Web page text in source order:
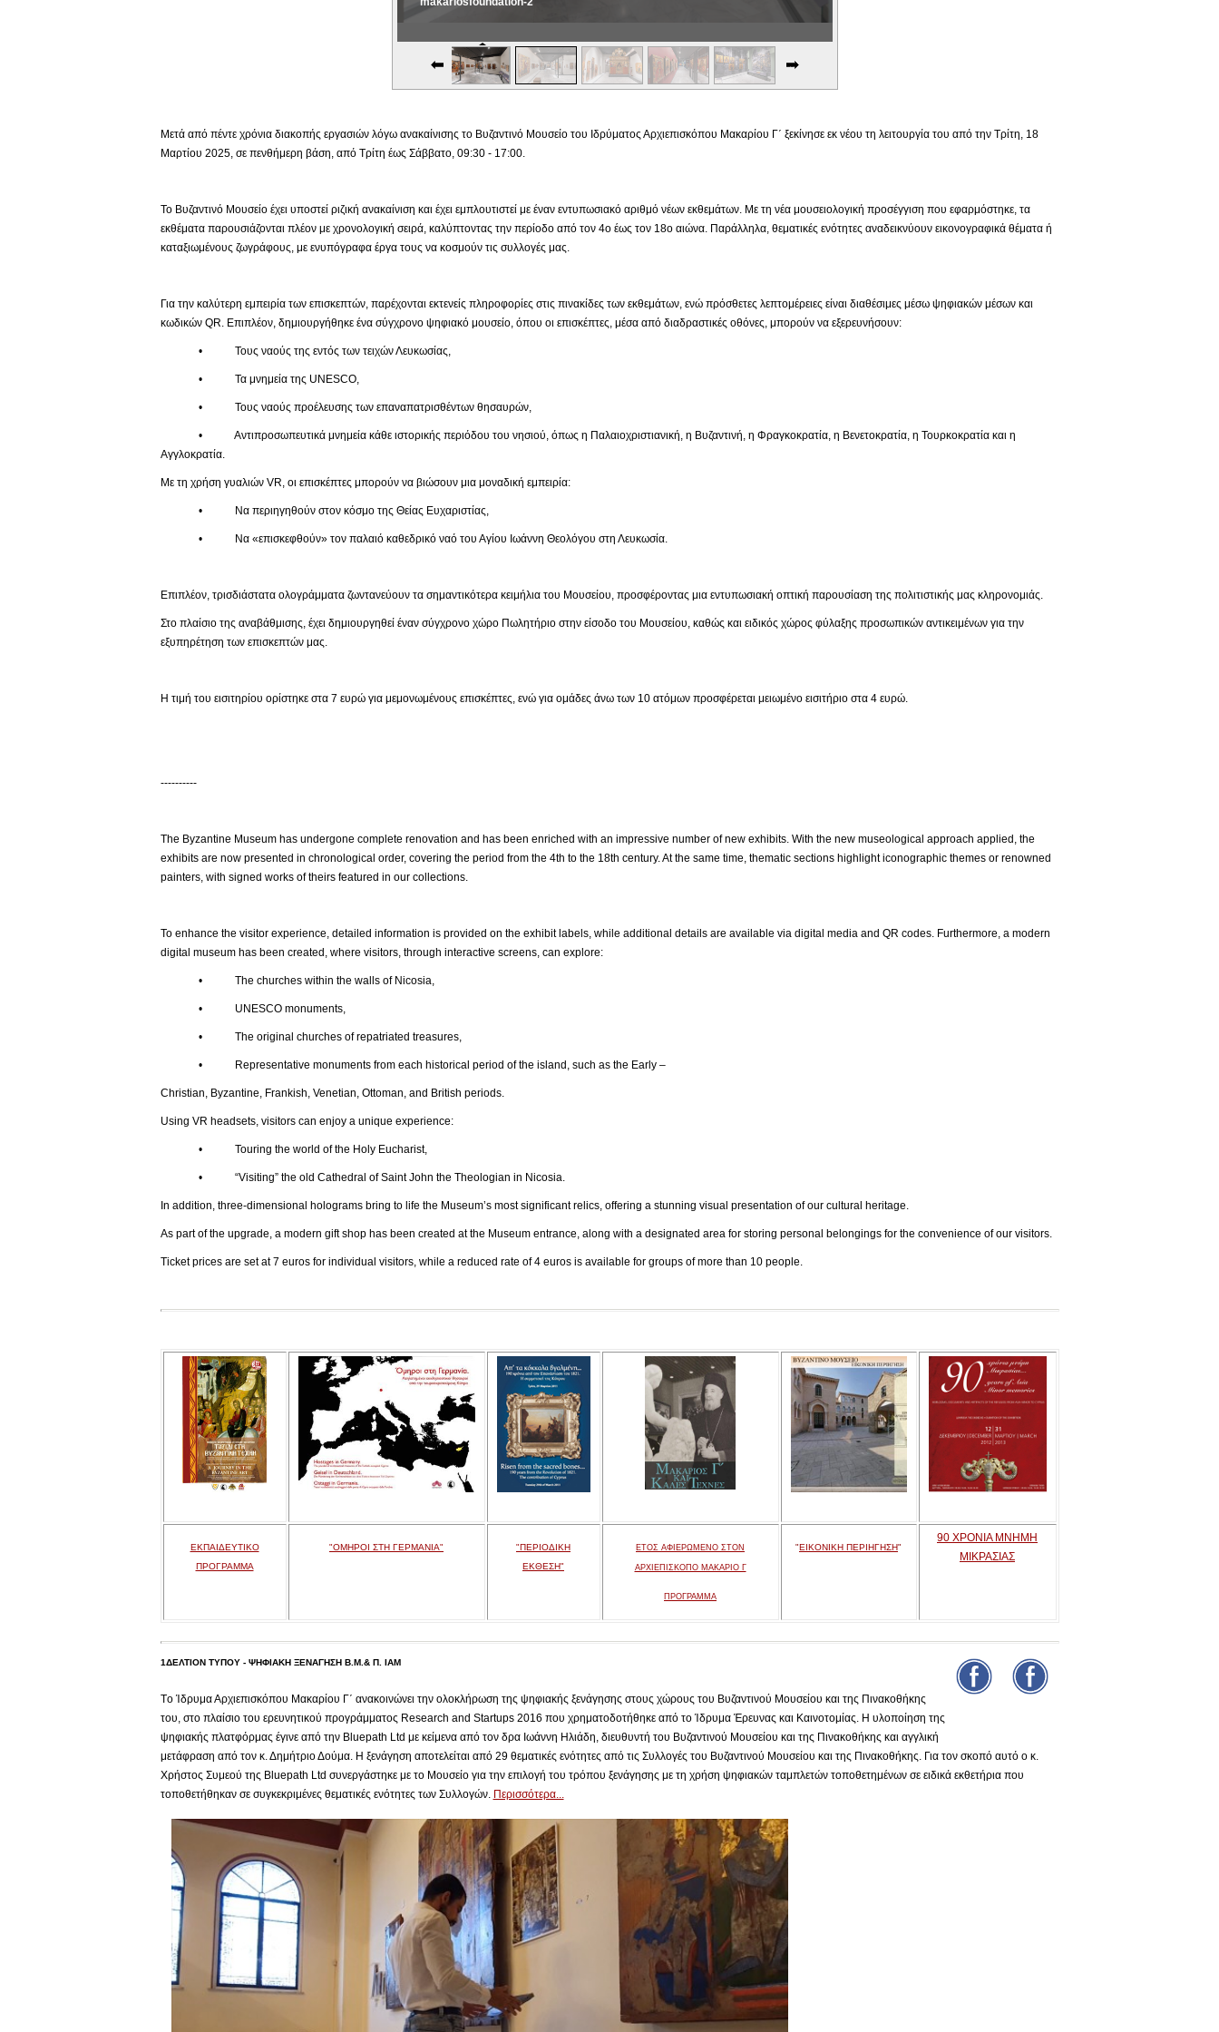
Μετά από πέντε χρόνια διακοπής εργασιών λόγω ανακαίνισης το Βυζαντινό Μουσείο του Ιδρύματος Αρχιεπισκόπου Μακαρίου Γ΄ ξεκίνησε εκ νέου τη λειτουργία του από την Τρίτη, 18
Μαρτίου 2025, σε πενθήμερη βάση, από Τρίτη έως Σάββατο, 09:30 - 17:00.
Το Βυζαντινό Μουσείο έχει υποστεί ριζική ανακαίνιση και έχει εμπλουτιστεί με έναν εντυπωσιακό αριθμό νέων εκθεμάτων. Με τη νέα μουσειολογική προσέγγιση που εφαρμόστηκε, τα
εκθέματα παρουσιάζονται πλέον με χρονολογική σειρά, καλύπτοντας την περίοδο από τον 4ο έως τον 18ο αιώνα. Παράλληλα, θεματικές ενότητες αναδεικνύουν εικονογραφικά θέματα ή
καταξιωμένους ζωγράφους, με ενυπόγραφα έργα τους να κοσμούν τις συλλογές μας.
Για την καλύτερη εμπειρία των επισκεπτών, παρέχονται εκτενείς πληροφορίες στις πινακίδες των εκθεμάτων, ενώ πρόσθετες λεπτομέρειες είναι διαθέσιμες μέσω ψηφιακών μέσων και
κωδικών QR. Επιπλέον, δημιουργήθηκε ένα σύγχρονο ψηφιακό μουσείο, όπου οι επισκέπτες, μέσα από διαδραστικές οθόνες, μπορούν να εξερευνήσουν:
• Τους ναούς της εντός των τειχών Λευκωσίας,
• Τα μνημεία της UNESCO,
• Τους ναούς προέλευσης των επαναπατρισθέντων θησαυρών,
• Αντιπροσωπευτικά μνημεία κάθε ιστορικής περιόδου του νησιού, όπως η Παλαιοχριστιανική, η Βυζαντινή, η Φραγκοκρατία, η Βενετοκρατία, η Τουρκοκρατία και η
Αγγλοκρατία.
Με τη χρήση γυαλιών VR, οι επισκέπτες μπορούν να βιώσουν μια μοναδική εμπειρία:
• Να περιηγηθούν στον κόσμο της Θείας Ευχαριστίας,
• Να «επισκεφθούν» τον παλαιό καθεδρικό ναό του Αγίου Ιωάννη Θεολόγου στη Λευκωσία.
Επιπλέον, τρισδιάστατα ολογράμματα ζωντανεύουν τα σημαντικότερα κειμήλια του Μουσείου, προσφέροντας μια εντυπωσιακή οπτική παρουσίαση της πολιτιστικής μας κληρονομιάς.
Στο πλαίσιο της αναβάθμισης, έχει δημιουργηθεί έναν σύγχρονο χώρο Πωλητήριο στην είσοδο του Μουσείου, καθώς και ειδικός χώρος φύλαξης προσωπικών αντικειμένων για την
εξυπηρέτηση των επισκεπτών μας.
Η τιμή του εισιτηρίου ορίστηκε στα 7 ευρώ για μεμονωμένους επισκέπτες, ενώ για ομάδες άνω των 10 ατόμων προσφέρεται μειωμένο εισιτήριο στα 4 ευρώ.
----------
The Byzantine Museum has undergone complete renovation and has been enriched with an impressive number of new exhibits. With the new museological approach applied, the
exhibits are now presented in chronological order, covering the period from the 4th to the 18th century. At the same time, thematic sections highlight iconographic themes or renowned
painters, with signed works of theirs featured in our collections.
To enhance the visitor experience, detailed information is provided on the exhibit labels, while additional details are available via digital media and QR codes. Furthermore, a modern
digital museum has been created, where visitors, through interactive screens, can explore:
• The churches within the walls of Nicosia,
• UNESCO monuments,
• The original churches of repatriated treasures,
• Representative monuments from each historical period of the island, such as the Early –
Christian, Byzantine, Frankish, Venetian, Ottoman, and British periods.
Using VR headsets, visitors can enjoy a unique experience:
• Touring the world of the Holy Eucharist,
• “Visiting” the old Cathedral of Saint John the Theologian in Nicosia.
In addition, three-dimensional holograms bring to life the Museum’s most significant relics, offering a stunning visual presentation of our cultural heritage.
As part of the upgrade, a modern gift shop has been created at the Museum entrance, along with a designated area for storing personal belongings for the convenience of our visitors.
Ticket prices are set at 7 euros for individual visitors, while a reduced rate of 4 euros is available for groups of more than 10 people.
ΕΚΠΑΙΔΕΥΤΙΚΟ
ΠΡΟΓΡΑΜΜΑ
"ΟΜΗΡΟΙ ΣΤΗ ΓΕΡΜΑΝΙΑ"
"ΠΕΡΙΟΔΙΚΗ
ΕΚΘΕΣΗ"
ΕΤΟΣ ΑΦΙΕΡΩΜΕΝΟ ΣΤΟΝ
ΑΡΧΙΕΠΙΣΚΟΠΟ ΜΑΚΑΡΙΟ Γ
ΠΡΟΓΡΑΜΜΑ
"ΕΙΚΟΝΙΚΗ ΠΕΡΙΗΓΗΣΗ"
90 ΧΡΟΝΙΑ ΜΝΗΜΗ
ΜΙΚΡΑΣΙΑΣ
1ΔΕΛΤΙΟΝ ΤΥΠΟΥ - ΨΗΦΙΑΚΗ ΞΕΝΑΓΗΣΗ Β.Μ.& Π. ΙΑΜ
Tο Ίδρυμα Αρχιεπισκόπου Μακαρίου Γ΄ ανακοινώνει την ολοκλήρωση της ψηφιακής ξενάγησης στους χώρους του Βυζαντινού Μουσείου και της Πινακοθήκης
του, στο πλαίσιο του ερευνητικού προγράμματος Research and Startups 2016 που χρηματοδοτήθηκε από το Ίδρυμα Έρευνας και Καινοτομίας. Η υλοποίηση της
ψηφιακής πλατφόρμας έγινε από την Βluepath Ltd με κείμενα από τον δρα Ιωάννη Ηλιάδη, διευθυντή του Βυζαντινού Μουσείου και της Πινακοθήκης και αγγλική
μετάφραση από τον κ. Δημήτριο Δούμα. Η ξενάγηση αποτελείται από 29 θεματικές ενότητες από τις Συλλογές του Βυζαντινού Μουσείου και της Πινακοθήκης. Για τον σκοπό αυτό ο κ.
Χρήστος Συμεού της Bluepath Ltd συνεργάστηκε με το Μουσείο για την επιλογή του τρόπου ξενάγησης με τη χρήση ψηφιακών ταμπλετών τοποθετημένων σε ειδικά εκθετήρια που
τοποθετήθηκαν σε συγκεκριμένες θεματικές ενότητες των Συλλογών. Περισσότερα...